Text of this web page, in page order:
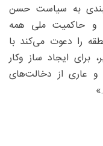
به سیاست حسن
و حاکمیت ملی همه
را دعوت می‌کند با
برای ایجاد ساز وکار
و عاری از دخالت‌های